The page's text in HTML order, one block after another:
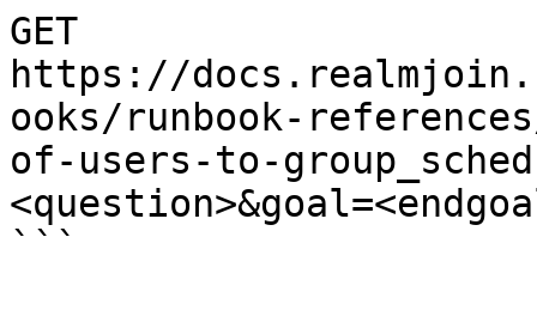
GET
https://
ooks/runbook-
of-users-to-
```